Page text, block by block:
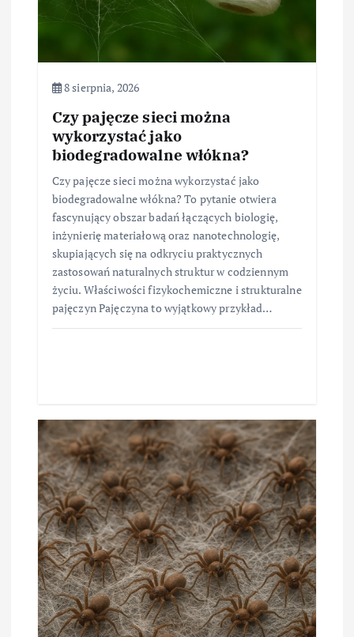
u
8 sierpnia, 2026
Czy pajęcze sieci można
wykorzystać jako
biodegradowalne włókna?
Czy pajęcze sieci można wykorzystać jako
biodegradowalne włókna? To pytanie otwiera
fascynujący obszar badań łączących biologię,
inżynierię materiałową oraz nanotechnologię,
skupiających się na odkryciu praktycznych
zastosowań naturalnych struktur w codziennym
życiu. Właściwości fizykochemiczne i strukturalne
pajęczyn Pajęczyna to wyjątkowy przykład…